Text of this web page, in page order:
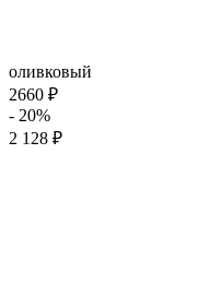
оливковый
2660 ₽
- 20%
2 128 ₽